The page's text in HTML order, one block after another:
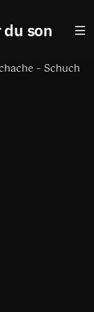
son
– Schuch